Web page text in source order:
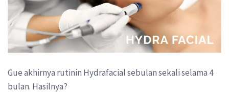
Gue akhirnya rutinin Hydrafacial sebulan sekali selama 4
bulan. Hasilnya?